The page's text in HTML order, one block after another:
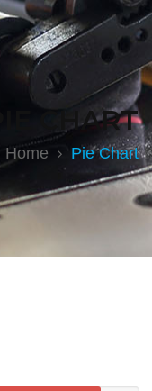
PIE CHART
Home Pie Chart